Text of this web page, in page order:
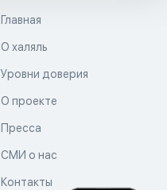
Главная
О халяль
Уровни доверия
О проекте
Пресса
СМИ о нас
Контакты